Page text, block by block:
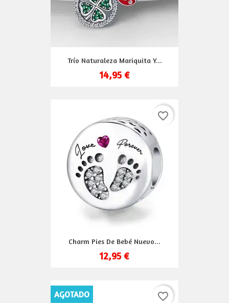
Trío Naturaleza Mariquita Y...
14,95 €
Charm Pies De Bebé Nuevo...
12,95 €
favorite_border
AGOTADO favorite_border